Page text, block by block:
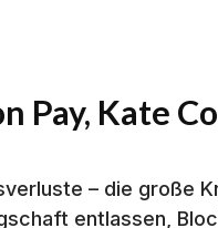
Pay, Kate
– die große
entlassen,